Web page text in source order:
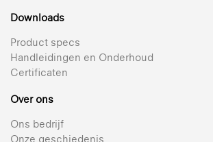
Downloads
Product specs
Handleidingen en Onderhoud
Certificaten
Over ons
Ons bedrijf
Onze geschiedenis